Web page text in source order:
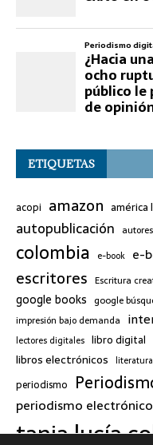
ETIQUETAS
acopi amazon américa
autopublicación autores
colombia e-book e-
escritores Escritura
google books google
impresión bajo demanda
lectores digitales libro digital
libros electrónicos literatura
periodismo
periodismo electrónico
tania lucía